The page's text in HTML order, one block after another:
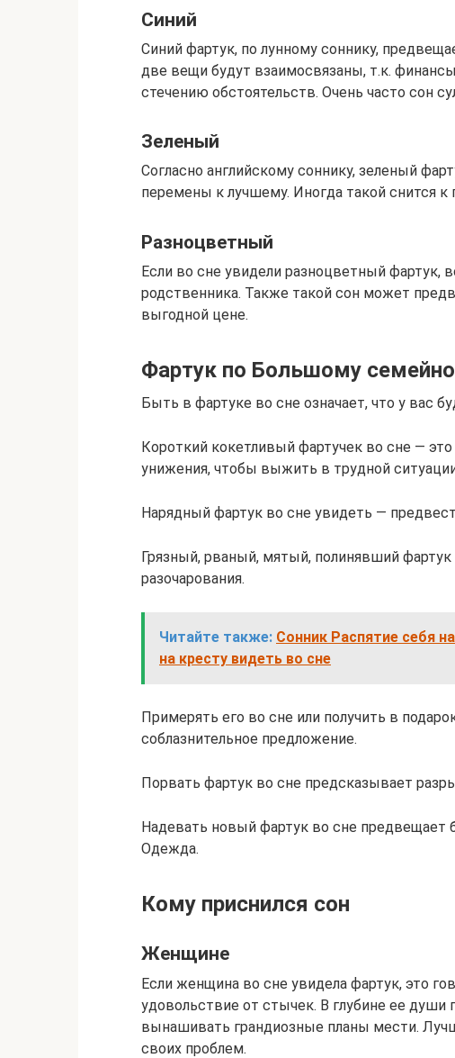
Синий
Синий фартук, по лунному соннику,
две вещи будут взаимосвязаны, т.к.
стечению обстоятельств. Очень часто сон
Зеленый
Согласно английскому соннику, зеленый
перемены к лучшему. Иногда такой снится
Разноцветный
Если во сне увидели разноцветный фартук,
родственника. Также такой сон может
выгодной цене.
Фартук по Большому
Быть в фартуке во сне означает, что у вас
Короткий кокетливый фартучек во сне —
унижения, чтобы выжить в трудной
Нарядный фартук во сне увидеть —
Грязный, рваный, мятый, полинявший
разочарования.
Читайте также: Сонник Распятие себя
на кресту видеть во сне
Примерять его во сне или получить в
соблазнительное предложение.
Порвать фартук во сне предсказывает
Надевать новый фартук во сне
Одежда.
Кому приснился сон
Женщине
Если женщина во сне увидела фартук, это
удовольствие от стычек. В глубине ее души
вынашивать грандиозные планы мести.
своих проблем.